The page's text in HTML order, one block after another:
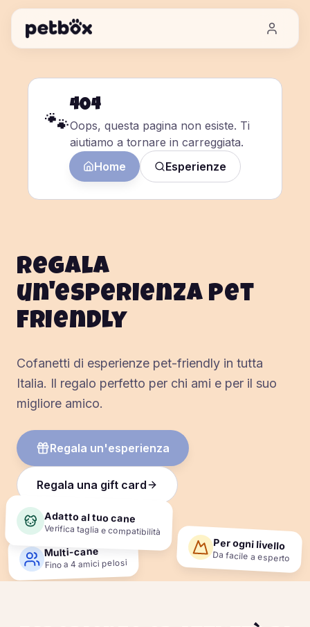
🐾
404
Oops, questa pagina non esiste. Ti
aiutiamo a tornare in carreggiata.
Home
Esperienze
Regala
un'esperienza pet
friendly
Cofanetti di esperienze pet-friendly in tutta
Italia. Il regalo perfetto per chi ami e per il suo
migliore amico.
Regala un'esperienza
Regala una gift card
Per ogni livello
Da facile a esperto
Multi-cane
Fino a 4 amici pelosi
Adatto al tuo cane
Verifica taglia e compatibilità